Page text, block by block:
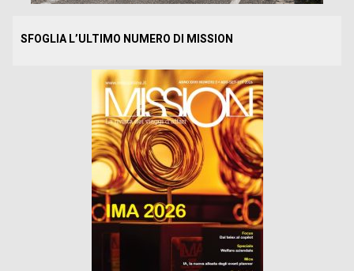
SFOGLIA L’ULTIMO NUMERO DI MISSION